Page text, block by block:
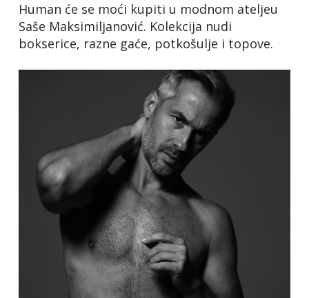
Human će se moći kupiti u modnom ateljeu
Saše Maksimiljanović. Kolekcija nudi
bokserice, razne gaće, potkošulje i topove.